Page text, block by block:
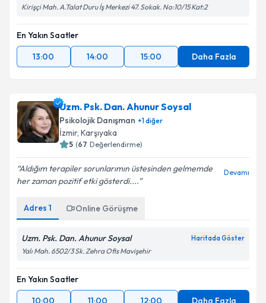
Kirişçi Mah. A.Talat Duru İş Merkezi 47. Sokak. No:10/15 Kat:2
En Yakın Saatler
13:00
14:00 15:00 Daha Fazla
Uzm. Psk. Dan. Ahunur Soysal
Psikolojik Danışman +1diğer
İzmir, Karşıyaka
5 (67 Değerlendirme)
Aldığım terapiler sorunlarımın üstesinden gelmemde
her zaman pozitif etki gösterdi....
Devamı
Adres 1 Online Görüşme
Uzm. Psk. Dan. Ahunur Soysal Haritada Göster
Yalı Mah. 6502/3 Sk. Zehra Ofis Mavişehir
En Yakın Saatler
10:00
11:00 12:00 Daha Fazla